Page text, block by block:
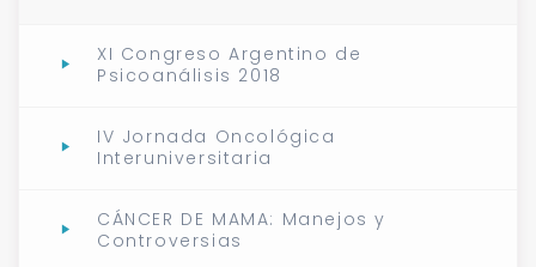
XI Congreso Argentino de
Psicoanálisis 2018
IV Jornada Oncológica
Interuniversitaria
CÁNCER DE MAMA: Manejos y
Controversias